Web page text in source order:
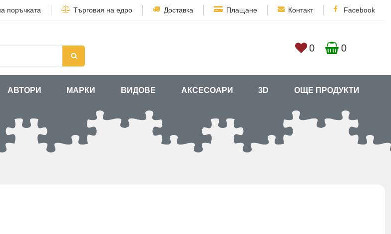
поръчката Търговия на едро Доставка Плащане Контакт Facebook
0 0
АВТОРИ МАРКИ ВИДОВЕ АКСЕСОАРИ 3D ОЩЕ ПРОДУКТИ